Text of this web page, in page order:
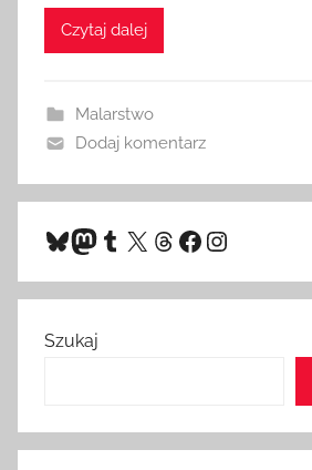
Czytaj dalej
Malarstwo
Dodaj komentarz
Bluesky
Mastodon
Tumblr
X Threads
Facebook
Instagram
Szukaj